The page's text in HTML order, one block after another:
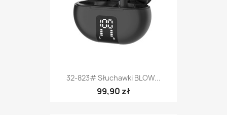
32-823# Słuchawki BLOW...
99,90 zł